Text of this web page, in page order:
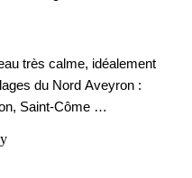
très calme, idéalement
du Nord Aveyron :
Saint-Côme …